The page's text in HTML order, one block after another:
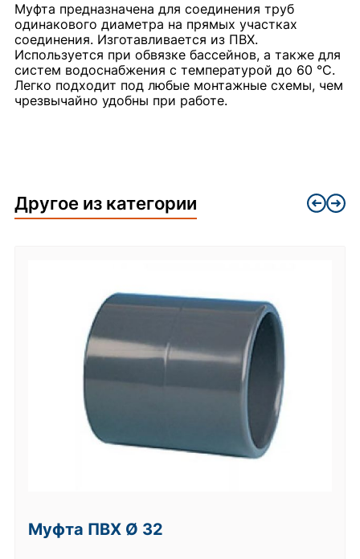
Муфта предназначена для соединения труб
одинакового диаметра на прямых участках
соединения. Изготавливается из ПВХ.
Используется при обвязке бассейнов, а также для
систем водоснабжения с температурой до 60 °C.
Легко подходит под любые монтажные схемы, чем
чрезвычайно удобны при работе.
Другое из категории
Муфта ПВХ Ø 32